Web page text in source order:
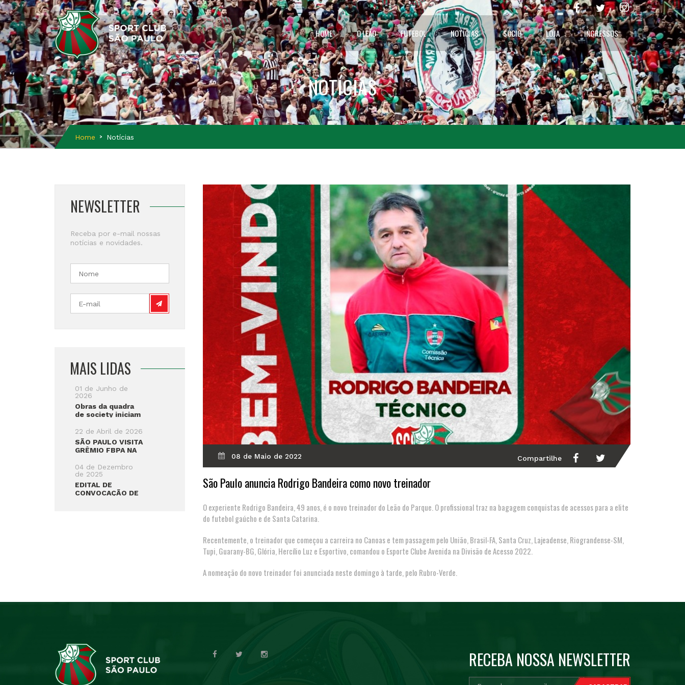
HOME O LEÃO FUTEBOL NOTÍCIAS SÓCIO LOJA INGRESSOS
NOTÍCIAS
Home Notícias
08 de Maio de 2022 Compartilhe
São Paulo anuncia Rodrigo Bandeira como novo treinador
O experiente Rodrigo Bandeira, 49 anos, é o novo treinador do Leão do Parque. O profissional traz na bagagem conquistas de acessos para a elite
do futebol gaúcho e de Santa Catarina.
Recentemente, o treinador que começou a carreira no Canoas e tem passagem pelo União, Brasil-FA, Santa Cruz, Lajeadense, Riograndense-SM,
Tupi, Guarany-BG, Glória, Hercílio Luz e Esportivo, comandou o Esporte Clube Avenida na Divisão de Acesso 2022.
A nomeação do novo treinador foi anunciada neste domingo à tarde, pelo Rubro-Verde.
NEWSLETTER
Receba por e-mail nossas
notícias e novidades.
MAIS LIDAS
01 de Junho de
2026
Obras da quadra
de society iniciam
22 de Abril de 2026
SÃO PAULO VISITA
GRÊMIO FBPA NA
04 de Dezembro
de 2025
EDITAL DE
CONVOCAÇÃO DE
RECEBA NOSSA NEWSLETTER